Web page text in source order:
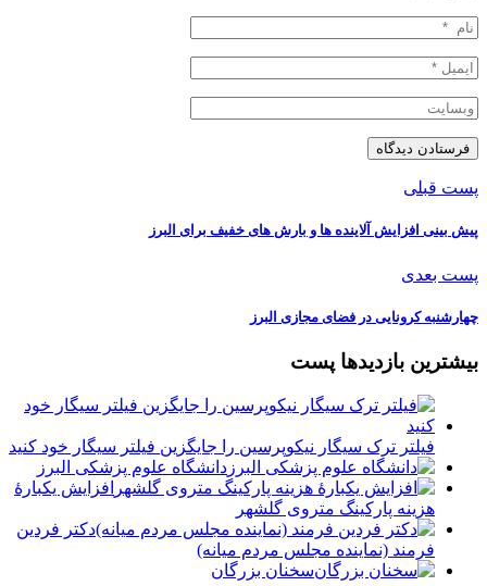
پست قبلی
پیش بینی افزایش آلاینده ها و بارش های خفیف برای البرز
پست بعدی
چهارشنبه کرونایی در فضای مجازی البرز
بیشترین بازدیدها پست
فیلتر ترک سیگار نیکوپرسین را جایگزین فیلتر سیگار خود کنید
دانشگاه علوم پزشکی البرز
افزایش یکبارۀ
هزینه پارکینگ متروی گلشهر
دكتر فردين
فرمند (نماينده مجلس مردم میانه)
سخنان بزرگان